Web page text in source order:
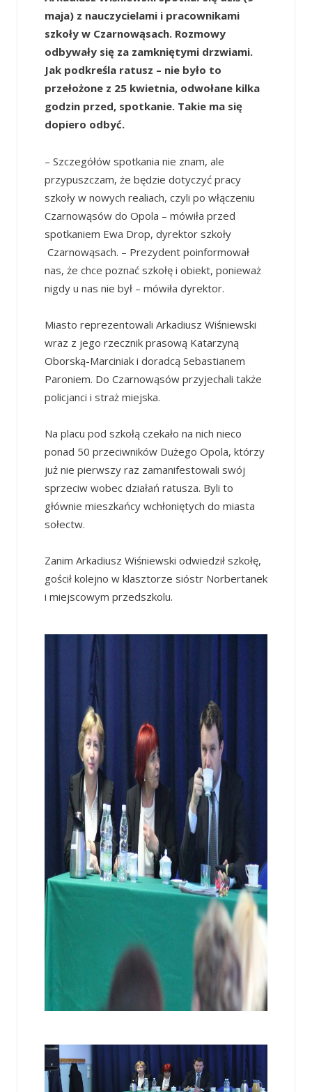
maja) z nauczycielami i pracownikami
szkoły w Czarnowąsach. Rozmowy
odbywały się za zamkniętymi drzwiami.
Jak podkreśla ratusz – nie było to
przełożone z 25 kwietnia, odwołane kilka
godzin przed, spotkanie. Takie ma się
dopiero odbyć.
– Szczegółów spotkania nie znam, ale
przypuszczam, że będzie dotyczyć pracy
szkoły w nowych realiach, czyli po włączeniu
Czarnowąsów do Opola – mówiła przed
spotkaniem Ewa Drop, dyrektor szkoły
Czarnowąsach. – Prezydent poinformował
nas, że chce poznać szkołę i obiekt, ponieważ
nigdy u nas nie był – mówiła dyrektor.
Miasto reprezentowali Arkadiusz Wiśniewski
wraz z jego rzecznik prasową Katarzyną
Oborską-Marciniak i doradcą Sebastianem
Paroniem. Do Czarnowąsów przyjechali także
policjanci i straż miejska.
Na placu pod szkołą czekało na nich nieco
ponad 50 przeciwników Dużego Opola, którzy
już nie pierwszy raz zamanifestowali swój
sprzeciw wobec działań ratusza. Byli to
głównie mieszkańcy wchłoniętych do miasta
sołectw.
Zanim Arkadiusz Wiśniewski odwiedził szkołę,
gościł kolejno w klasztorze sióstr Norbertanek
i miejscowym przedszkolu.